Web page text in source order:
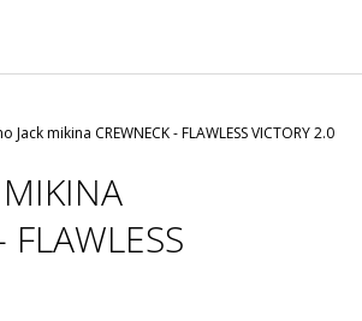
Jack mikina CREWNECK - FLAWLESS VICTORY 2.0
FLAWLESS